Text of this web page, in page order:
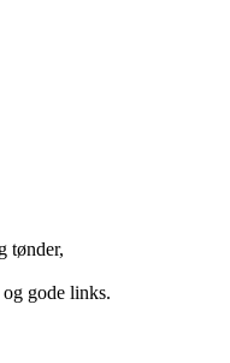
tønder,
gode links.